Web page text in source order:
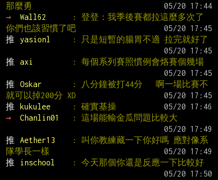
那麼勇
→
Wall62
: 登登：我季後賽都拉這麼多次了
你們也該習慣了吧
推
yasionl
: 只是短暫的腸胃不適 拉完就好了
推
axi
: 每個系列賽照慣例會烙賽個幾場
推
Oskar
: 八分鐘被打44分   啊一場比賽不
就可以掉200分 XD
推
kukulee : 確實基操
→
Chanlin01
: 這場能輸金瓜問題比較大
推
Aether13
: 叫你教練藏一下你好嗎 應對像系
隊學長一樣
推
inschool
: 今天那個你還是反應一下比較好